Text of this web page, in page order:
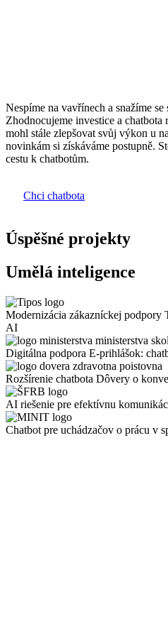
Nespíme na vavřínech a snažíme
Zhodnocujeme investice a
mohl stále zlepšovat svůj výkon u
novinkám si získáváme postupně.
cestu k chatbotům.
Chci chatbota
Úspěšné projekty
Umělá inteligence
Modernizácia zákazníckej podpory
AI
Digitálna podpora E-prihlášok:
Rozšírenie chatbota Dôvery o
AI riešenie pre efektívnu
Chatbot pre uchádzačov o prácu v